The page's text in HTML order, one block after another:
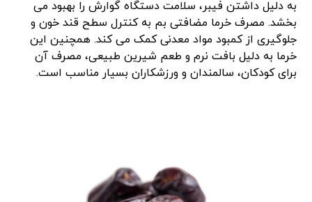
به دلیل داشتن فیبر، سلامت دستگاه گوارش را بهبود می
بخشد. مصرف خرما مضافتی بم به کنترل سطح قند خون و
جلوگیری از کمبود مواد معدنی کمک می کند. همچنین این
خرما به دلیل بافت نرم و طعم شیرین طبیعی، مصرف آن
برای کودکان، سالمندان و ورزشکاران بسیار مناسب است.